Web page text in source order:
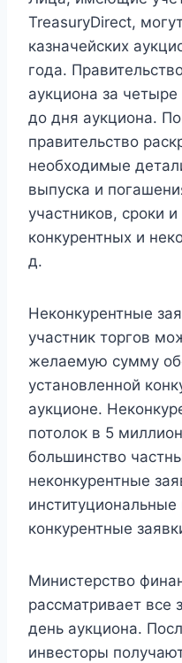
TreasuryDirect,
казначейских
года.
аукциона за
до дня аукциона.
правительство
необходимые
выпуска и
участников, сроки
конкурентных и
д.
Неконкурентные
участник торгов
желаемую сумму
установленной
аукционе.
потолок в 5
большинство
неконкурентные
конкурентные
Министерство
рассматривает все
день аукциона.
инвесторы